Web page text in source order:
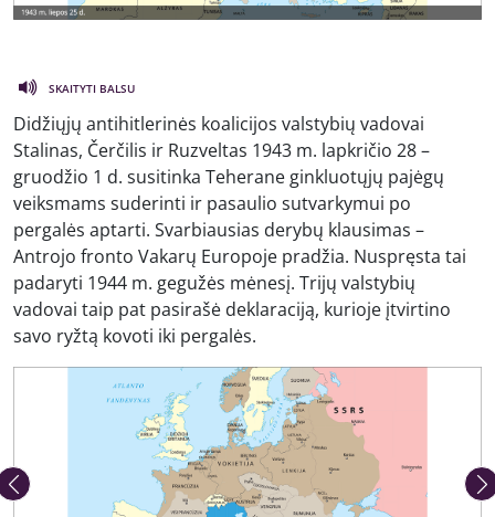
SKAITYTI BALSU
Didžiųjų antihitlerinės koalicijos valstybių vadovai
Stalinas, Čerčilis ir Ruzveltas 1943 m. lapkričio 28 –
gruodžio 1 d. susitinka Teherane ginkluotųjų pajėgų
veiksmams suderinti ir pasaulio sutvarkymui po
pergalės aptarti. Svarbiausias derybų klausimas –
Antrojo fronto Vakarų Europoje pradžia. Nuspręsta tai
padaryti 1944 m. gegužės mėnesį. Trijų valstybių
vadovai taip pat pasirašė deklaraciją, kurioje įtvirtino
savo ryžtą kovoti iki pergalės.
Ankstesnė nuotrauka Kita